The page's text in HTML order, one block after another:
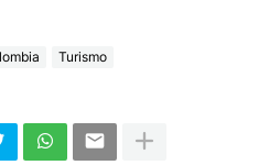
Turismo